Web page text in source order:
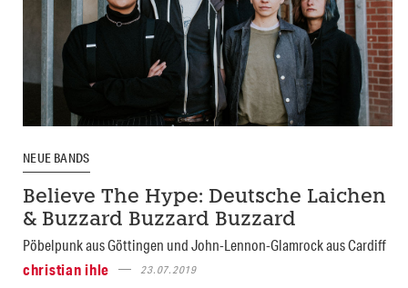
NEUE BANDS
Believe The Hype: Deutsche Laichen
& Buzzard Buzzard Buzzard
Pöbelpunk aus Göttingen und John-Lennon-Glamrock aus Cardiff
christian ihle
23.07.2019